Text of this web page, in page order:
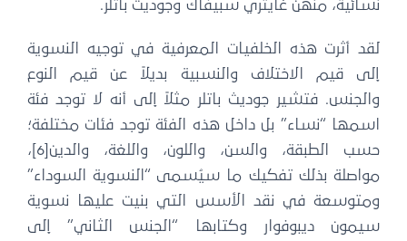
نسائية، منهن غايتري سبيفاك وجوديث باتلر.
لقد أثرت هذه الخلفيات المعرفية في توجيه النسوية
إلى قيم الاختلاف والنسبية بديلاً عن قيم النوع
والجنس. فتشير جوديث باتلر مثلاً إلى أنه لا توجد فئة
اسمها “نساء” بل داخل هذه الفئة توجد فئات مختلفة؛
حسب الطبقة، والسن، واللون، واللغة، والدين[6]،
مواصلة بذلك تفكيك ما سيُسمى “النسوية السوداء”
ومتوسعة في نقد الأسس التي بنيت عليها نسوية
سيمون ديبوفوار وكتابها “الجنس الثاني” إلى